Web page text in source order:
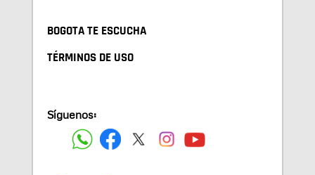
BOGOTA TE ESCUCHA
TÉRMINOS DE USO
Síguenos: